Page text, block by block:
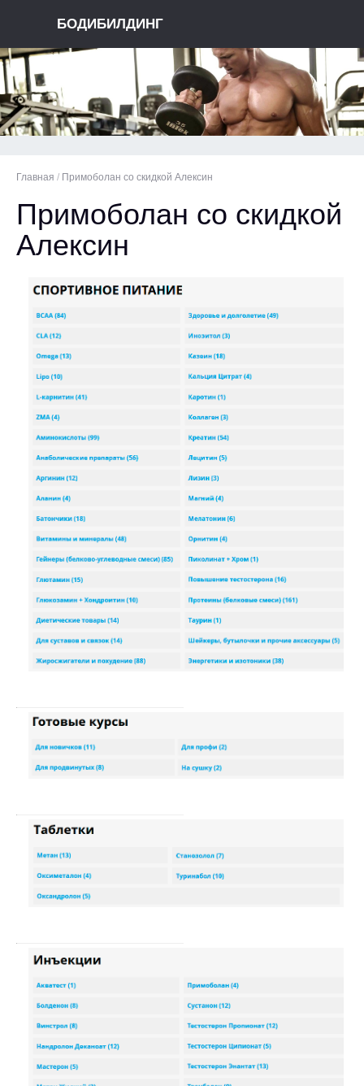
БОДИБИЛДИНГ
Главная / Примоболан со скидкой Алексин
Примоболан со скидкой
Алексин